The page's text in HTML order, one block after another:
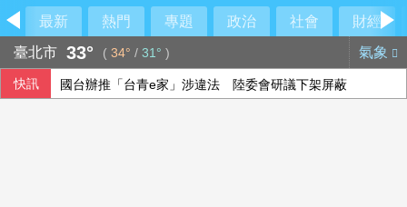
最新 熱門 專題 政治 社會
財經
臺北市 33° ( 34° / 31° ) 氣象
快訊 國台辦推「台青e家」涉違法 陸委會研議下架屏蔽